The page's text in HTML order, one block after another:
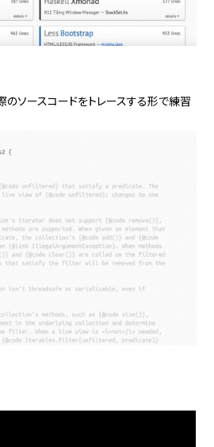
のソースコードをトレースする形で練習